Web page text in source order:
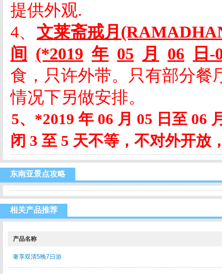
提供外观.
4、 文莱斋戒月
间
(*2019 年 05 月 06 日 -
食，只许外带。只有部分餐
情况下另做安排。
5、*2019 年 06 月 05 日至 06
闭 3 至 5 天不等，不对外开放
东南亚景点攻略
相关产品推荐
产品名称
奢享双清5晚7日游